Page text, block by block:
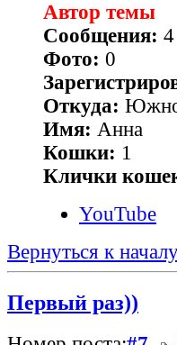
Автор темы
Сообщения: 4
Фото: 0
Откуда:
Имя: Анна
Кошки: 1
Клички
YouTube
Вернуться к
Первый раз))